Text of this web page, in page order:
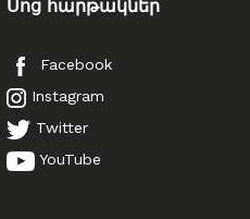
Սոց հարթակներ
Facebook
Instagram
Twitter
YouTube